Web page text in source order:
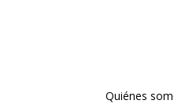
Quiénes